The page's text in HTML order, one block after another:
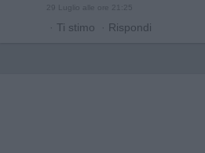
· Ti stimo · Rispondi